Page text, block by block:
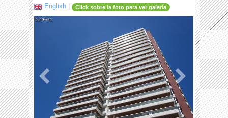
English | Click sobre la foto para ver galería